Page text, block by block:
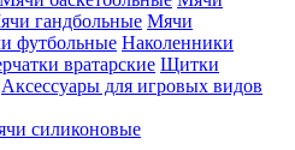
гандбольные Мячи
футбольные Наколенники
вратарские Щитки
Аксессуары для игровых видов
силиконовые